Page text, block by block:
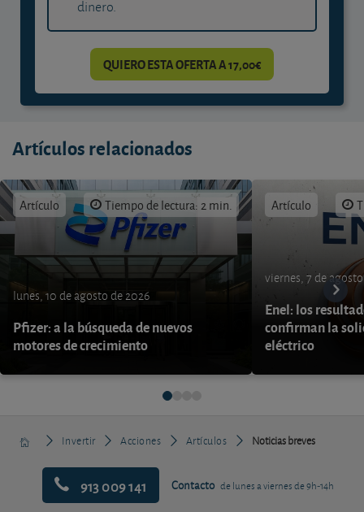
dinero.
QUIERO ESTA OFERTA A 17,00€
Artículos relacionados
Artículo Tiempo de lectura: 2 min.
lunes, 10 de agosto de 2026
Pfizer: a la búsqueda de nuevos
motores de crecimiento
Artículo
viernes, 7 de
Enel: los
confirman la
eléctrico
Invertir Acciones Artículos Noticias breves
913 009 141 Contacto de lunes a viernes de 9h-14h